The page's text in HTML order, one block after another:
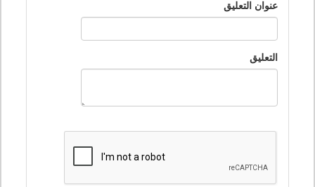
عنوان التعليق
التعليق